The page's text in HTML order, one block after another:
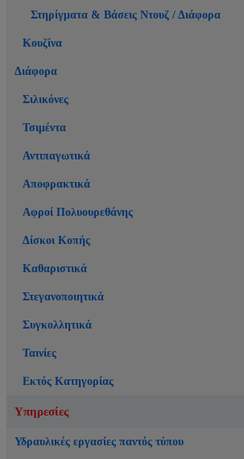
Στηρίγματα & Βάσεις Ντουζ / Διάφορα
Κουζίνα
Διάφορα
Σιλικόνες
Τσιμέντα
Αντιπαγωτικά
Αποφρακτικά
Αφροί Πολυουρεθάνης
Δίσκοι Κοπής
Καθαριστικά
Στεγανοποιητικά
Συγκολλητικά
Ταινίες
Εκτός Κατηγορίας
Υπηρεσίες
Υδραυλικές εργασίες παντός τύπου